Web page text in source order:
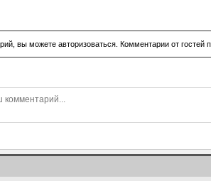
вы можете авторизоваться. Комментарии от гостей